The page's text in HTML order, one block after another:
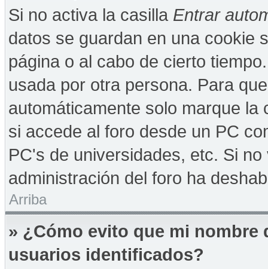
Si no activa la casilla Entrar
datos se guardan en una cookie
página o al cabo de cierto
usada por otra persona. Para
automáticamente solo marque
si accede al foro desde un PC
PC's de universidades, etc. Si
administración del foro ha
Arriba
» ¿Cómo evito que mi nombre
usuarios identificados?